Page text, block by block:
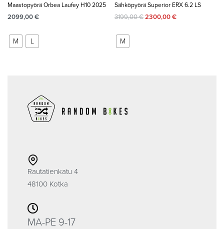
Maastopyörä Orbea Laufey H10 2025
2099,00€
M L
Sähköpyörä Superior ERX 6.2 LS
3199,00€2300,00€
M
Rautatienkatu 4
48100 Kotka
MA-PE 9-17